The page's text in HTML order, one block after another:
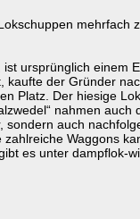
mehrfach
ursprünglich einem
kaufte der Gründer
Platz. Der hiesige
nahmen
auch
Waggons
es unter dampflok-